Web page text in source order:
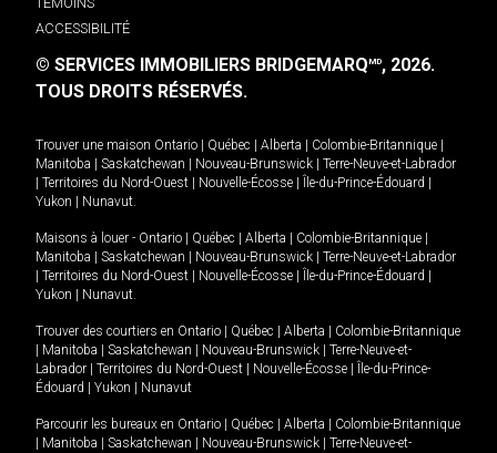
ACCESSIBILITÉ
© SERVICES IMMOBILIERS BRIDGEMARQMD, 2026.
TOUS DROITS RÉSERVÉS.
Trouver une maison Ontario Québec Alberta Colombie-Britannique
Manitoba
Saskatchewan Nouveau-Brunswick
Terre-Neuve-et-Labrador
Territoires du Nord-Ouest Nouvelle-Écosse Île-du-Prince-Édouard
Yukon
Nunavut.
Maisons à louer - Ontario Québec Alberta Colombie-Britannique
Manitoba
Saskatchewan Nouveau-Brunswick
Terre-Neuve-et-Labrador
Territoires du Nord-Ouest Nouvelle-Écosse Île-du-Prince-Édouard
Yukon
Nunavut.
Trouver des courtiers en Ontario Québec Alberta
Colombie-Britannique
Manitoba Saskatchewan Nouveau-Brunswick
Terre-Neuve-et-
Labrador
Territoires du Nord-Ouest Nouvelle-Écosse
Île-du-Prince-
Édouard
Yukon Nunavut
Parcourir les bureaux en Ontario Québec Alberta
Colombie-Britannique
Manitoba Saskatchewan Nouveau-Brunswick
Terre-Neuve-et-